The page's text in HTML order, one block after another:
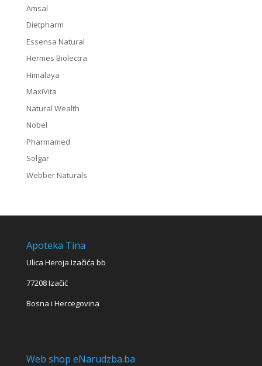
Amsal
Dietpharm
Essensa Natural
Hermes Biolectra
Himalaya
MaxiVita
Natural Wealth
Nobel
Pharmamed
Solgar
Webber Naturals
Apoteka Tina
Ulica Heroja Izačića bb
77208 Izačić
Bosna i Hercegovina
Web shop eNarudzba.ba